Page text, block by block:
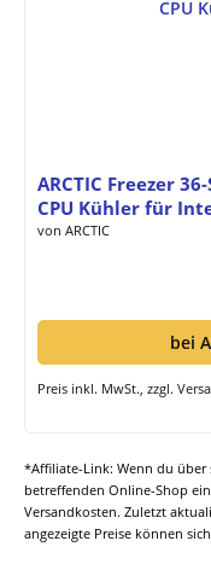
ARCTIC Freezer
CPU Kühler für
von ARCTIC
bei
Preis inkl. MwSt., zzgl.
*Affiliate-Link: Wenn du
betreffenden Online-Shop
Versandkosten. Zuletzt
angezeigte Preise können